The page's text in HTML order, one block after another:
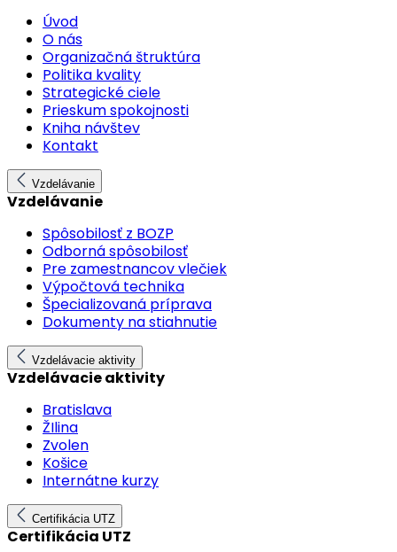
Úvod
O nás
Organizačná štruktúra
Politika kvality
Strategické ciele
Prieskum spokojnosti
Kniha návštev
Kontakt
Vzdelávanie
Vzdelávanie
Spôsobilosť z BOZP
Odborná spôsobilosť
Pre zamestnancov vlečiek
Výpočtová technika
Špecializovaná príprava
Dokumenty na stiahnutie
Vzdelávacie aktivity
Vzdelávacie aktivity
Bratislava
ŽIlina
Zvolen
Košice
Internátne kurzy
Certifikácia UTZ
Certifikácia UTZ